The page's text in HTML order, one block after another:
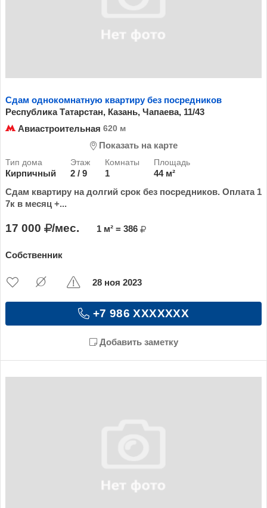
Сдам однокомнатную квартиру без посредников
Республика Татарстан, Казань, Чапаева, 11/43
Авиастроительная 620 м
Показать на карте
Кирпичный 2 / 9 1
44 м²
Сдам квартиру на долгий срок без посредников. Оплата 1
7к в месяц +...
17 000 /мес. 1 м² = 386
Собственник
+7 986 XXXXXXX
Добавить заметку
28 ноя 2023